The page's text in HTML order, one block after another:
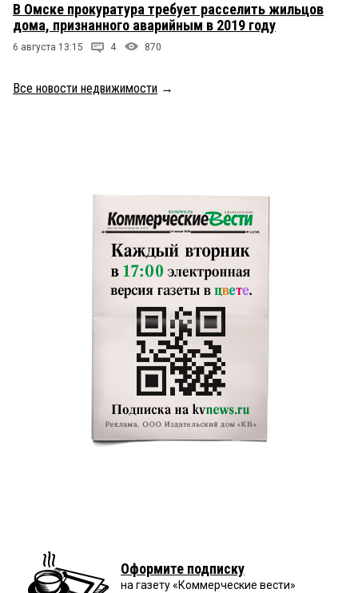
В Омске прокуратура требует расселить жильцов
дома, признанного аварийным в 2019 году
6 августа 13:15 4 870
Все новости недвижимости →
Оформите подписку
на газету «Коммерческие вести»